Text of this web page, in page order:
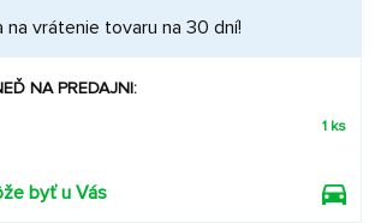
na vrátenie tovaru na 30 dní!
NA PREDAJNI:
1 ks
byť u Vás